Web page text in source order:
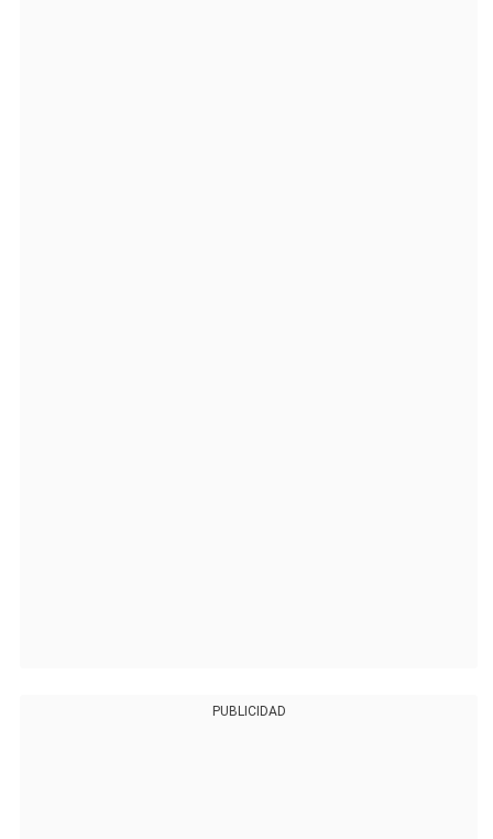
PUBLICIDAD